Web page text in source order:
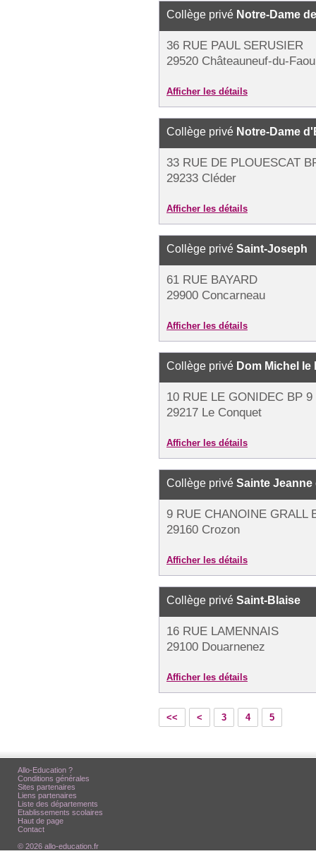
Collège privé Notre-Dame
36 RUE PAUL SERUSIER
29520 Châteauneuf-du-Faou
Afficher les détails
Collège privé Notre-Dame
33 RUE DE PLOUESCAT
29233 Cléder
Afficher les détails
Collège privé Saint-Joseph
61 RUE BAYARD
29900 Concarneau
Afficher les détails
Collège privé Dom Michel le
10 RUE LE GONIDEC BP 9
29217 Le Conquet
Afficher les détails
Collège privé Sainte
9 RUE CHANOINE GRALL
29160 Crozon
Afficher les détails
Collège privé Saint-Blaise
16 RUE LAMENNAIS
29100 Douarnenez
Afficher les détails
<< < 3 4 5
Allo-Education ?
Conditions générales
Sites partenaires
Liens partenaires
Liste des départements
Etablissements scolaires
Haut de page
Contact
© 2026 allo-education.fr